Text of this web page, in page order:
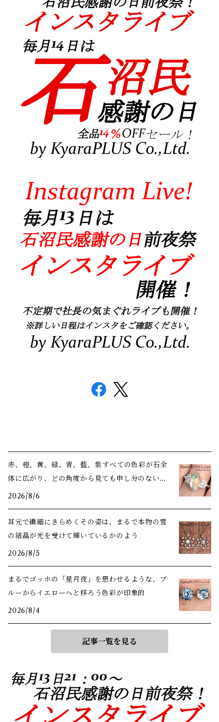
赤、橙、黄、緑、青、藍、紫――すべての色彩が石全
体に広がり、どの角度から見ても申し分のない美
しさ
2026/8/6
耳元で繊細にきらめくその姿は、まるで本物の雪
の結晶が光を受けて輝いているかのよう
2026/8/5
まるでゴッホの「星月夜」を思わせるような、ブ
ルーからイエローへと移ろう色彩が印象的
2026/8/4
記事一覧を見る